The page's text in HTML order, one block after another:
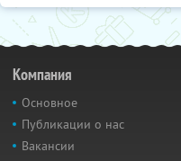
Компания
Основное
Публикации о нас
Вакансии